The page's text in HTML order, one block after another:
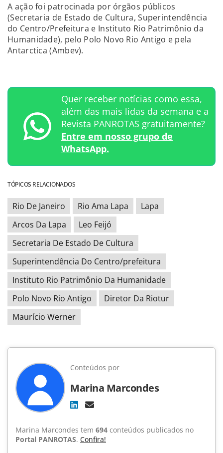
A ação foi patrocinada por órgãos públicos
(Secretaria de Estado de Cultura, Superintendência
do Centro/Prefeitura e Instituto Rio Patrimônio da
Humanidade), pelo Polo Novo Rio Antigo e pela
Antarctica (Ambev).
Quer receber notícias como essa,
além das mais lidas da semana e a
Revista PANROTAS gratuitamente?
Entre em nosso grupo de
WhatsApp.
TÓPICOS RELACIONADOS
Rio De Janeiro Rio Ama Lapa
Lapa
Arcos Da Lapa
Leo Feijó
Secretaria De Estado De Cultura
Superintendência Do Centro/prefeitura
Instituto Rio Patrimônio Da Humanidade
Polo Novo Rio Antigo
Diretor Da Riotur
Maurício Werner
Conteúdos por
Marina Marcondes
Marina Marcondes tem 694 conteúdos publicados no
Portal PANROTAS. Confira!